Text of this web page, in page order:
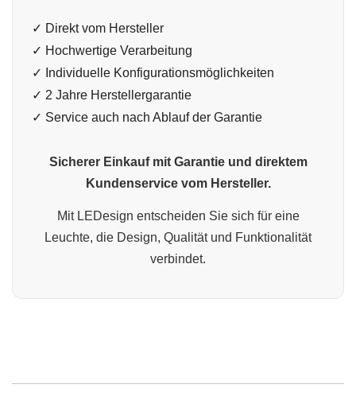
✓ Direkt vom Hersteller
✓ Hochwertige Verarbeitung
✓ Individuelle Konfigurationsmöglichkeiten
✓ 2 Jahre Herstellergarantie
✓ Service auch nach Ablauf der Garantie
Sicherer Einkauf mit Garantie und direktem
Kundenservice vom Hersteller.
Mit LEDesign entscheiden Sie sich für eine
Leuchte, die Design, Qualität und Funktionalität
verbindet.